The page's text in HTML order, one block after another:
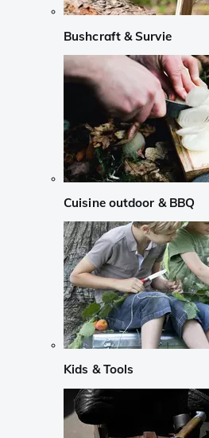
Bushcraft & Survie
Cuisine outdoor & BBQ
Kids & Tools